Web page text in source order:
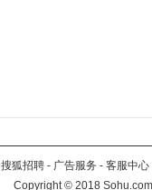
搜狐招聘 - 广告服务 - 客服中心
Copyright©2018